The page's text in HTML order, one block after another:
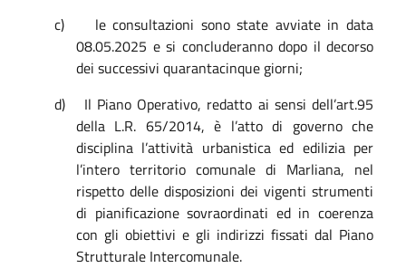
c)
le consultazioni sono state avviate in data
08.05.2025 e si concluderanno dopo il decorso
dei successivi quarantacinque giorni;
d)
Il Piano Operativo, redatto ai sensi dell’art.95
della L.R. 65/2014, è l’atto di governo che
disciplina l’attività urbanistica ed edilizia per
l’intero territorio comunale di Marliana, nel
rispetto delle disposizioni dei vigenti strumenti
di pianificazione sovraordinati ed in coerenza
con gli obiettivi e gli indirizzi fissati dal Piano
Strutturale Intercomunale.